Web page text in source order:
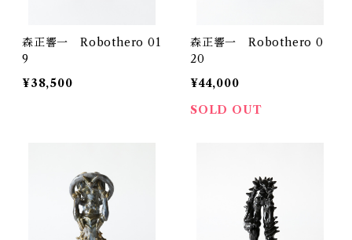
森正響一 Robothero 01
9
¥38,500
森正響一 Robothero 0
20
¥44,000
SOLD OUT